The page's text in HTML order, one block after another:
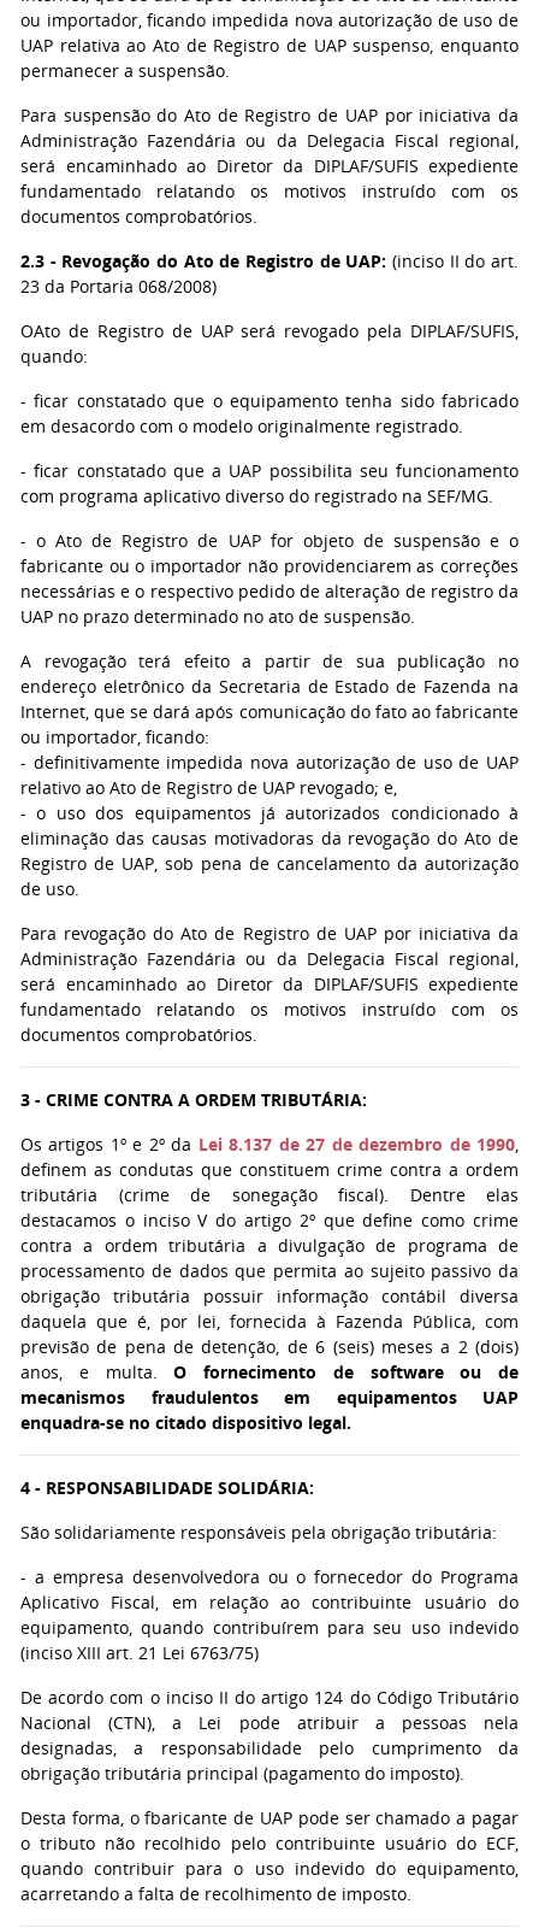
ou importador, ficando impedida nova autorização de uso de
UAP relativa ao Ato de Registro de UAP suspenso, enquanto
permanecer a suspensão.
Para suspensão do Ato de Registro de UAP por iniciativa da
Administração Fazendária ou da Delegacia Fiscal regional,
será encaminhado ao Diretor da DIPLAF/SUFIS expediente
fundamentado relatando os motivos instruído com os
documentos comprobatórios.
2.3 - Revogação do Ato de Registro de UAP: (inciso II do art.
23 da Portaria 068/2008)
OAto de Registro de UAP será revogado pela DIPLAF/SUFIS,
quando:
- ficar constatado que o equipamento tenha sido fabricado
em desacordo com o modelo originalmente registrado.
- ficar constatado que a UAP possibilita seu funcionamento
com programa aplicativo diverso do registrado na SEF/MG.
- o Ato de Registro de UAP for objeto de suspensão e o
fabricante ou o importador não providenciarem as correções
necessárias e o respectivo pedido de alteração de registro da
UAP no prazo determinado no ato de suspensão.
A revogação terá efeito a partir de sua publicação no
endereço eletrônico da Secretaria de Estado de Fazenda na
Internet, que se dará após comunicação do fato ao fabricante
ou importador, ficando:
- definitivamente impedida nova autorização de uso de UAP
relativo ao Ato de Registro de UAP revogado; e,
- o uso dos equipamentos já autorizados condicionado à
eliminação das causas motivadoras da revogação do Ato de
Registro de UAP, sob pena de cancelamento da autorização
de uso.
Para revogação do Ato de Registro de UAP por iniciativa da
Administração Fazendária ou da Delegacia Fiscal regional,
será encaminhado ao Diretor da DIPLAF/SUFIS expediente
fundamentado relatando os motivos instruído com os
documentos comprobatórios.
3 - CRIME CONTRA A ORDEM TRIBUTÁRIA:
Os artigos 1º e 2º da Lei 8.137 de 27 de dezembro de 1990,
definem as condutas que constituem crime contra a ordem
tributária (crime de sonegação fiscal). Dentre elas
destacamos o inciso V do artigo 2º que define como crime
contra a ordem tributária a divulgação de programa de
processamento de dados que permita ao sujeito passivo da
obrigação tributária possuir informação contábil diversa
daquela que é, por lei, fornecida à Fazenda Pública, com
previsão de pena de detenção, de 6 (seis) meses a 2 (dois)
anos, e multa.O fornecimento de software ou de
mecanismos fraudulentos em equipamentos UAP
enquadra-se no citado dispositivo legal.
4 - RESPONSABILIDADE SOLIDÁRIA:
São solidariamente responsáveis pela obrigação tributária:
- a empresa desenvolvedora ou o fornecedor do Programa
Aplicativo Fiscal, em relação ao contribuinte usuário do
equipamento, quando contribuírem para seu uso indevido
(inciso XIII art. 21 Lei 6763/75)
De acordo com o inciso II do artigo 124 do Código Tributário
Nacional (CTN), a Lei pode atribuir a pessoas nela
designadas, a responsabilidade pelo cumprimento da
obrigação tributária principal (pagamento do imposto).
Desta forma, o fbaricante de UAP pode ser chamado a pagar
o tributo não recolhido pelo contribuinte usuário do ECF,
quando contribuir para o uso indevido do equipamento,
acarretando a falta de recolhimento de imposto.